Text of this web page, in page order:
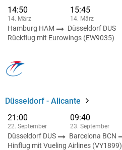
14:50
14. März
15:45
14. März
Hamburg HAM
Düsseldorf DUS
Rückflug mit Eurowings (EW9035)
Düsseldorf - Alicante
21:00
22. September
09:40
23. September
Düsseldorf DUS Barcelona BCN
Hinflug mit Vueling Airlines (VY1899)